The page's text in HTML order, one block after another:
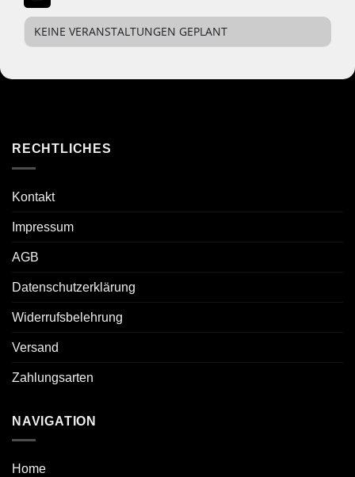
KEINE VERANSTALTUNGEN GEPLANT
RECHTLICHES
Kontakt
Impressum
AGB
Datenschutzerklärung
Widerrufsbelehrung
Versand
Zahlungsarten
NAVIGATION
Home